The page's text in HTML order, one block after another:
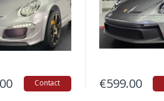
Contact €599.00